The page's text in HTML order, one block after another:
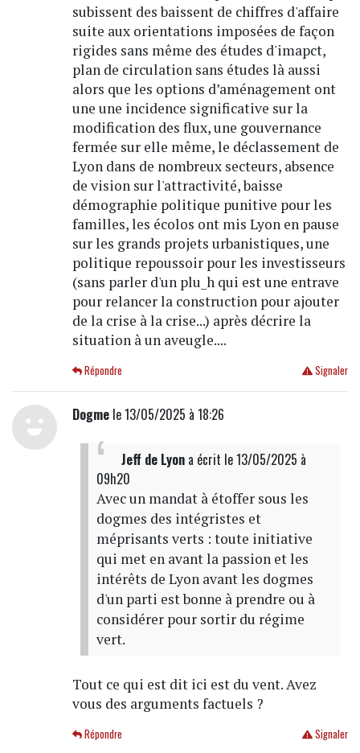
subissent des baissent de chiffres d'affaire
suite aux orientations imposées de façon
rigides sans même des études d'imapct,
plan de circulation sans études là aussi
alors que les options d’aménagement ont
une une incidence significative sur la
modification des flux, une gouvernance
fermée sur elle même, le déclassement de
Lyon dans de nombreux secteurs, absence
de vision sur l'attractivité, baisse
démographie politique punitive pour les
familles, les écolos ont mis Lyon en pause
sur les grands projets urbanistiques, une
politique repoussoir pour les investisseurs
(sans parler d'un plu_h qui est une entrave
pour relancer la construction pour ajouter
de la crise à la crise...) après décrire la
situation à un aveugle....
Signaler
Répondre
Dogmele 13/05/2025 à 18:26
Jeff de Lyona écrit le 13/05/2025 à
09h20
Avec un mandat à étoffer sous les
dogmes des intégristes et
méprisants verts : toute initiative
qui met en avant la passion et les
intérêts de Lyon avant les dogmes
d'un parti est bonne à prendre ou à
considérer pour sortir du régime
vert.
Tout ce qui est dit ici est du vent. Avez
vous des arguments factuels ?
Signaler
Répondre